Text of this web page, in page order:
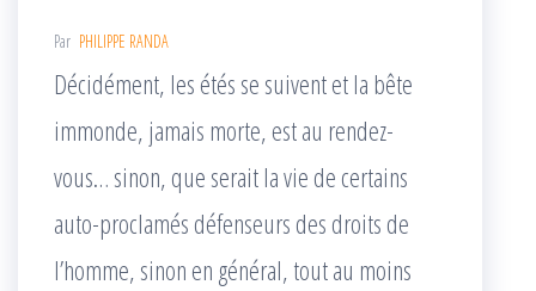
Par PHILIPPE RANDA
Décidément, les étés se suivent et la bête
immonde, jamais morte, est au rendez-
vous… sinon, que serait la vie de certains
auto-proclamés défenseurs des droits de
l’homme, sinon en général, tout au moins